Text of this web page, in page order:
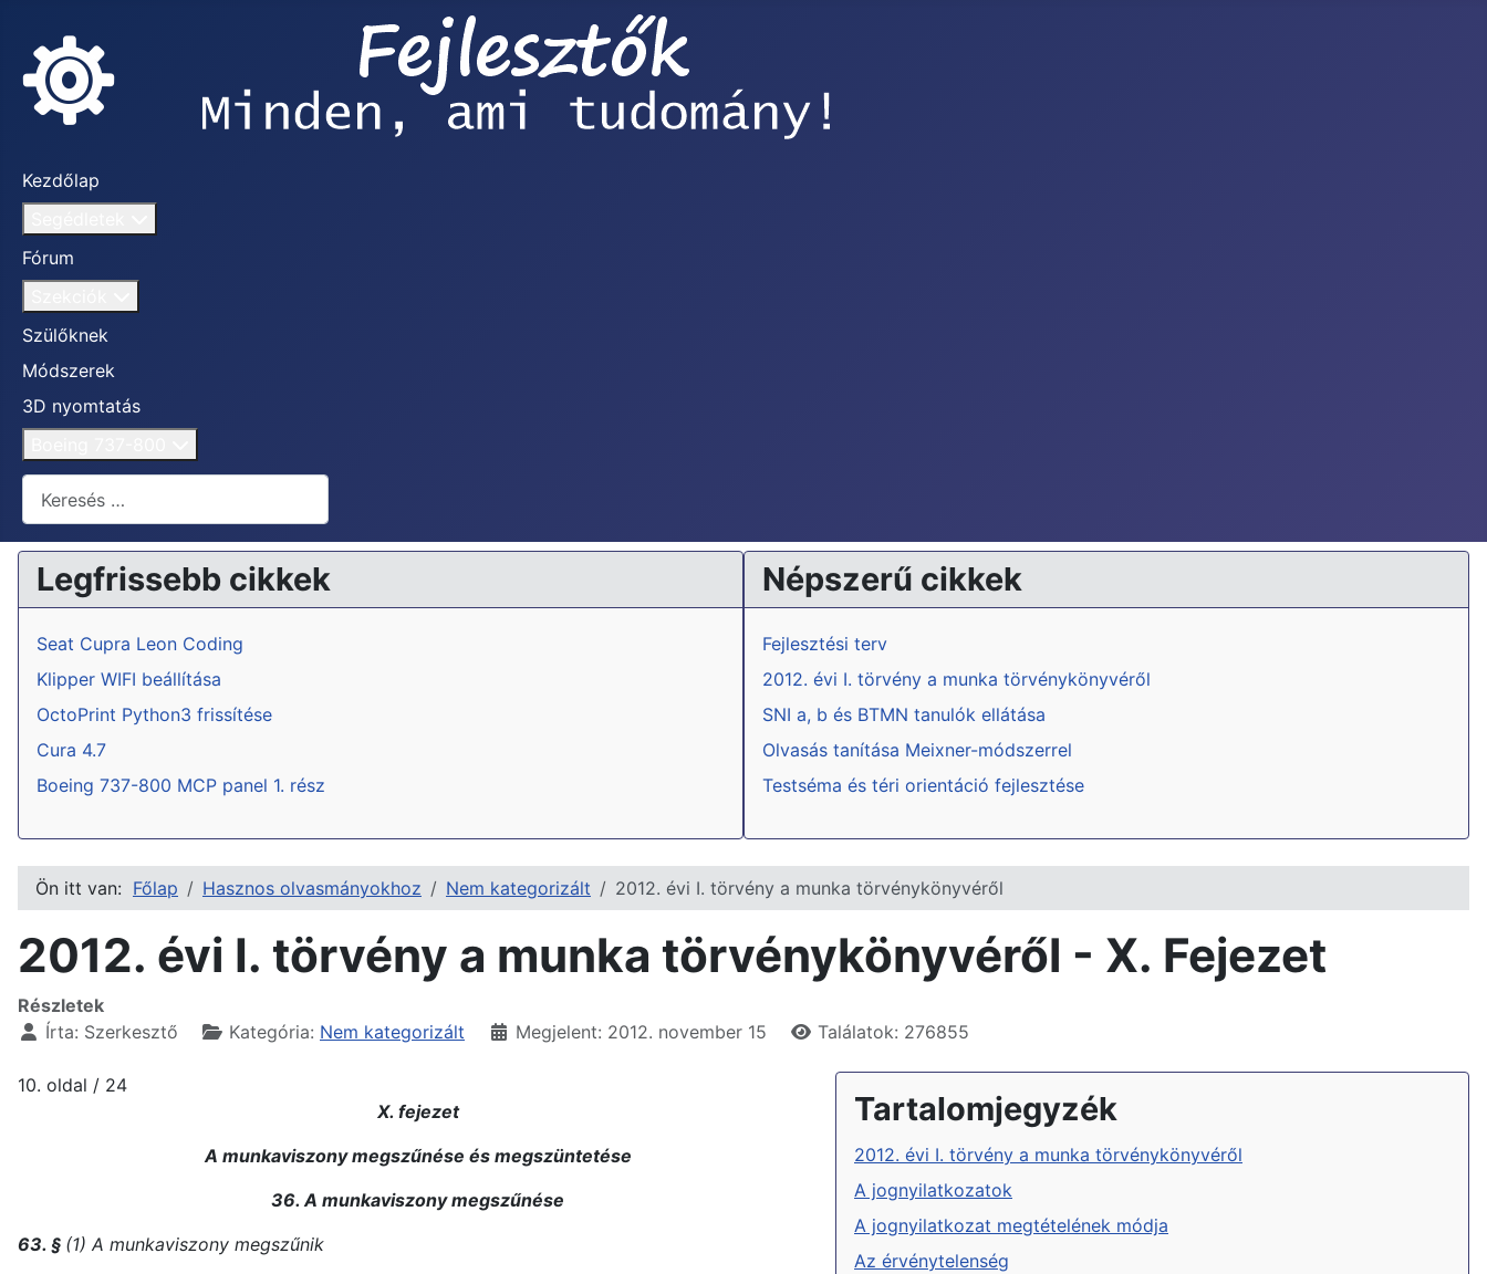
Kezdőlap
Fórum
Szülőknek
Módszerek
3D nyomtatás
Keresés...
Legfrissebb cikkek
Seat Cupra Leon Coding
Klipper WIFI beállítása
OctoPrint Python3 frissítése
Cura 4.7
Boeing 737-800 MCP panel 1. rész
Népszerű cikkek
Fejlesztési terv
2012. évi I. törvény a munka törvénykönyvéről
SNI a, b és BTMN tanulók ellátása
Olvasás tanítása Meixner-módszerrel
Testséma és téri orientáció fejlesztése
Ön itt van: Főlap Hasznos olvasmányokhoz Nem kategorizált 2012. évi I. törvény a munka törvénykönyvéről
2012. évi I. törvény a munka törvénykönyvéről - X. Fejezet
Részletek
Írta: Szerkesztő Kategória: Nem kategorizált Megjelent: 2012. november 15 Találatok: 276855
Tartalomjegyzék
2012. évi I. törvény a munka törvénykönyvéről
A jognyilatkozatok
A jognyilatkozat megtételének módja
Az érvénytelenség
10. oldal / 24
X. fejezet
A munkaviszony megszűnése és megszüntetése
36. A munkaviszony megszűnése
63. § (1) A munkaviszony megszűnik